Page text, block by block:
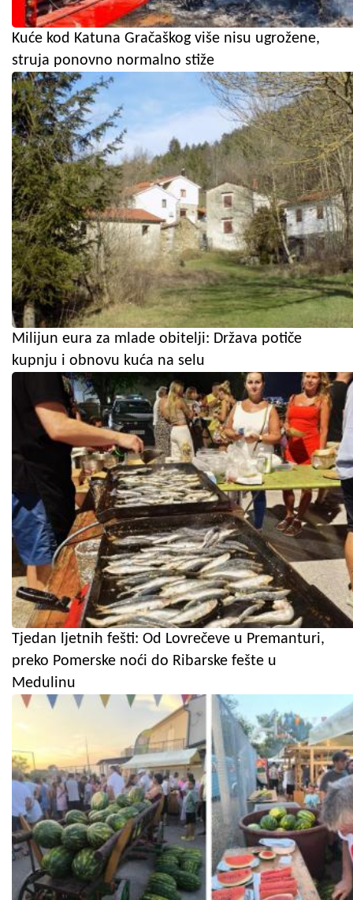
Kuće kod Katuna Gračaškog više nisu ugrožene,
struja ponovno normalno stiže
Milijun eura za mlade obitelji: Država potiče
kupnju i obnovu kuća na selu
Tjedan ljetnih fešti: Od Lovrečeve u Premanturi,
preko Pomerske noći do Ribarske fešte u
Medulinu